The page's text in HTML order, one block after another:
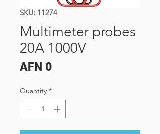
SKU: 11274
Multimeter probes
20A 1000V
AFN 0Price
Quantity *